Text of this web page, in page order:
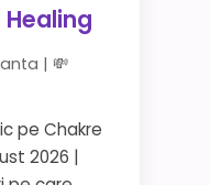
| 💸
pe Chakre
2026 |